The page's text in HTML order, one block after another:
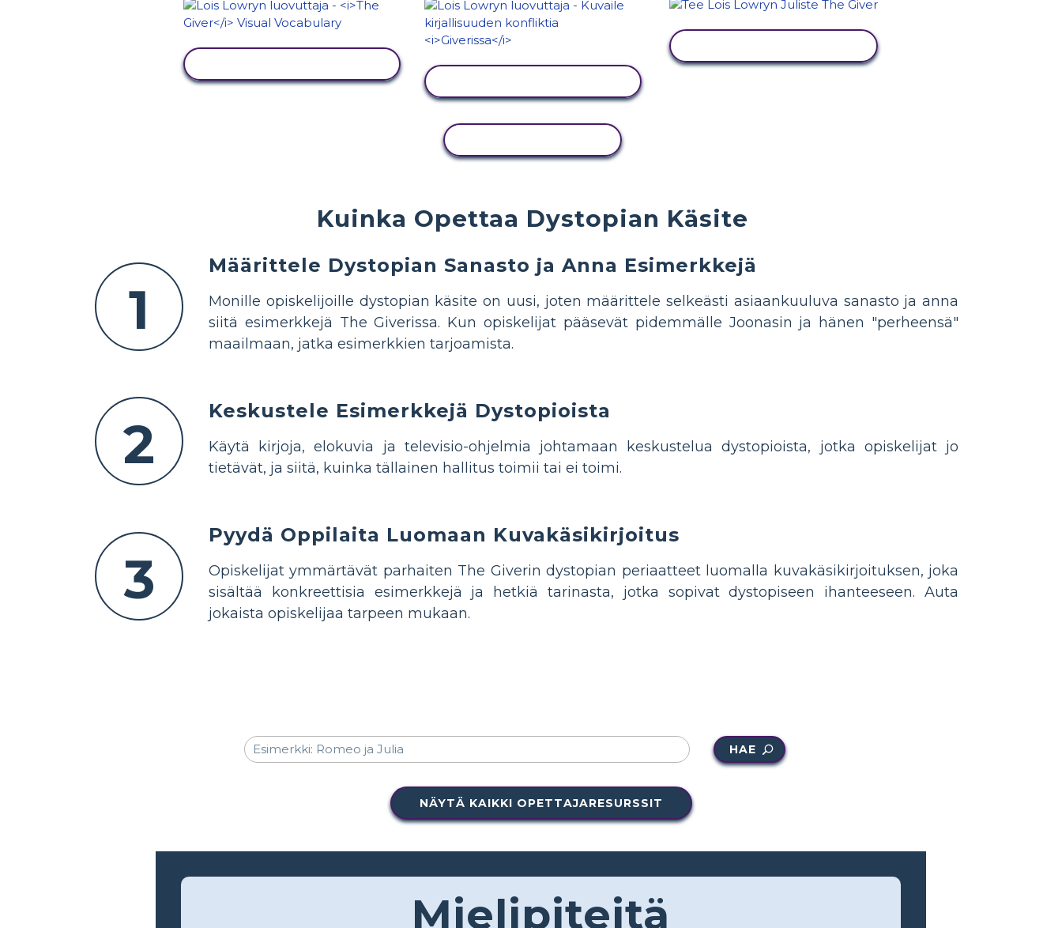
Kuinka Opettaa Dystopian Käsite
1
Määrittele Dystopian Sanasto ja Anna Esimerkkejä
Monille opiskelijoille dystopian käsite on uusi, joten määrittele selkeästi asiaankuuluva sanasto ja anna
siitä esimerkkejä The Giverissa. Kun opiskelijat pääsevät pidemmälle Joonasin ja hänen "perheensä"
maailmaan, jatka esimerkkien tarjoamista.
2
Keskustele Esimerkkejä Dystopioista
Käytä kirjoja, elokuvia ja televisio-ohjelmia johtamaan keskustelua dystopioista, jotka opiskelijat jo
tietävät, ja siitä, kuinka tällainen hallitus toimii tai ei toimi.
3
Pyydä Oppilaita Luomaan Kuvakäsikirjoitus
Opiskelijat ymmärtävät parhaiten The Giverin dystopian periaatteet luomalla kuvakäsikirjoituksen, joka
sisältää konkreettisia esimerkkejä ja hetkiä tarinasta, jotka sopivat dystopiseen ihanteeseen. Auta
jokaista opiskelijaa tarpeen mukaan.
HAE
NÄYTÄ KAIKKI OPETTAJARESURSSIT
Mielipiteitä